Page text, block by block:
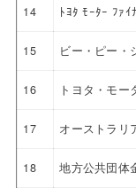
14 ﾄﾖﾀ ﾓｰﾀｰ ﾌｧｲ
15 ビー・ピー・
16 トヨタ・モー
17 オーストラリ
18 地方公共団体